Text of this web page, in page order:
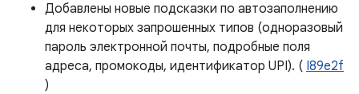
Добавлены новые подсказки по автозаполнению
для некоторых запрошенных типов (одноразовый
пароль электронной почты, подробные поля
адреса, промокоды, идентификатор UPI). ( I89e2f
)